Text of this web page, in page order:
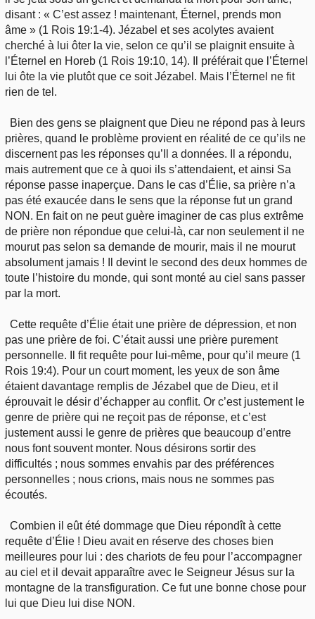
disant : « C’est assez ! maintenant, Éternel, prends mon
âme » (1 Rois 19:1-4). Jézabel et ses acolytes avaient
cherché à lui ôter la vie, selon ce qu’il se plaignit ensuite à
l’Éternel en Horeb (1 Rois 19:10, 14). Il préférait que l’Éternel
lui ôte la vie plutôt que ce soit Jézabel. Mais l’Éternel ne fit
rien de tel.
Bien des gens se plaignent que Dieu ne répond pas à leurs
prières, quand le problème provient en réalité de ce qu’ils ne
discernent pas les réponses qu’Il a données. Il a répondu,
mais autrement que ce à quoi ils s’attendaient, et ainsi Sa
réponse passe inaperçue. Dans le cas d’Élie, sa prière n’a
pas été exaucée dans le sens que la réponse fut un grand
NON. En fait on ne peut guère imaginer de cas plus extrême
de prière non répondue que celui-là, car non seulement il ne
mourut pas selon sa demande de mourir, mais il ne mourut
absolument jamais ! Il devint le second des deux hommes de
toute l’histoire du monde, qui sont monté au ciel sans passer
par la mort.
Cette requête d’Élie était une prière de dépression, et non
pas une prière de foi. C’était aussi une prière purement
personnelle. Il fit requête pour lui-même, pour qu’il meure (1
Rois 19:4). Pour un court moment, les yeux de son âme
étaient davantage remplis de Jézabel que de Dieu, et il
éprouvait le désir d’échapper au conflit. Or c’est justement le
genre de prière qui ne reçoit pas de réponse, et c’est
justement aussi le genre de prières que beaucoup d’entre
nous font souvent monter. Nous désirons sortir des
difficultés ; nous sommes envahis par des préférences
personnelles ; nous crions, mais nous ne sommes pas
écoutés.
Combien il eût été dommage que Dieu répondît à cette
requête d’Élie ! Dieu avait en réserve des choses bien
meilleures pour lui : des chariots de feu pour l’accompagner
au ciel et il devait apparaître avec le Seigneur Jésus sur la
montagne de la transfiguration. Ce fut une bonne chose pour
lui que Dieu lui dise NON.